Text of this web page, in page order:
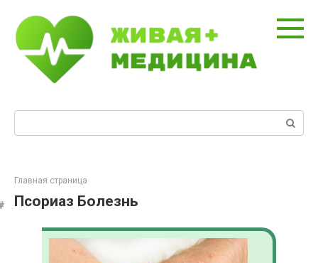
контенту
Главная страница
Псориаз Болезнь